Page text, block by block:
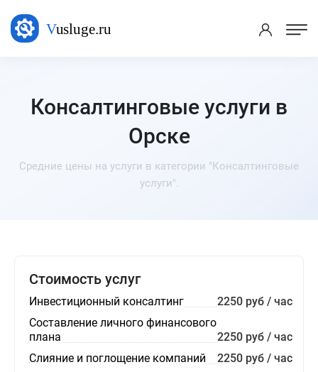
Консалтинговые услуги в
Орске
Средние цены на услуги в категории "Консалтинговые
услуги".
Стоимость услуг
Инвестиционный консалтинг
2250 руб / час
Составление личного финансового
плана
2250 руб / час
Слияние и поглощение компаний
2250 руб / час